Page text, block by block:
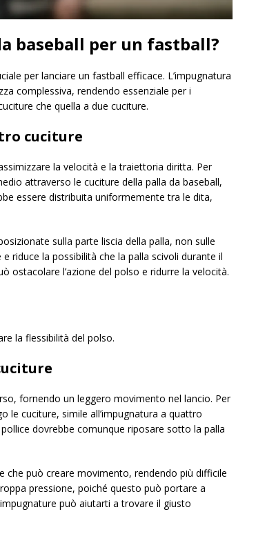
baseball per un fastball?
per lanciare un fastball efficace. L’impugnatura
complessiva, rendendo essenziale per i
che quella a due cuciture.
cuciture
la velocità e la traiettoria diritta. Per
attraverso le cuciture della palla da baseball,
essere distribuita uniformemente tra le dita,
sulla parte liscia della palla, non sulle
riduce la possibilità che la palla scivoli durante il
ostacolare l’azione del polso e ridurre la velocità.
la flessibilità del polso.
fornendo un leggero movimento nel lancio. Per
le cuciture, simile all’impugnatura a quattro
dovrebbe comunque riposare sotto la palla
può creare movimento, rendendo più difficile
pressione, poiché questo può portare a
può aiutarti a trovare il giusto